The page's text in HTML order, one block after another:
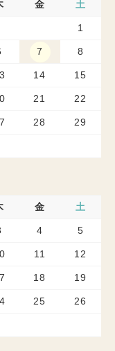
金 土
1
7 8
14 15
21 22
28 29
金 土
4 5
11 12
18 19
25 26